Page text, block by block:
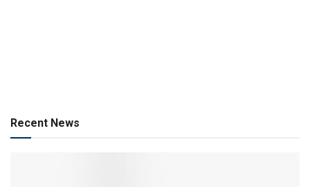
Recent News